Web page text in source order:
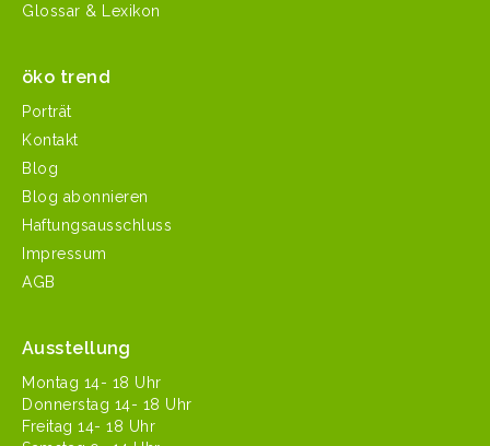
Glossar & Lexikon
öko trend
Porträt
Kontakt
Blog
Blog abonnieren
Haftungsausschluss
Impressum
AGB
Ausstellung
Mon­tag 14- 18 Uhr
Don­ner­stag 14- 18 Uhr
Fre­itag 14- 18 Uhr